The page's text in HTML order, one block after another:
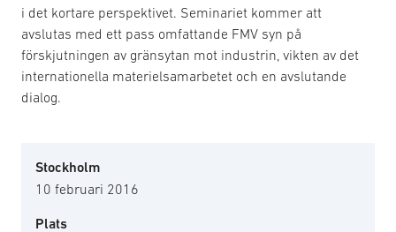
i det kortare perspektivet. Seminariet kommer att
avslutas med ett pass omfattande FMV syn på
förskjutningen av gränsytan mot industrin, vikten av det
internationella materielsamarbetet och en avslutande
dialog.
Stockholm
10 februari 2016
Plats